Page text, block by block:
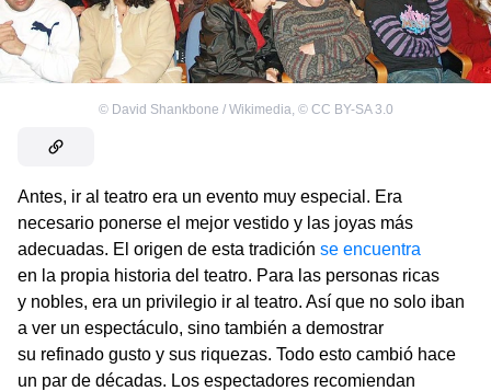
© David Shankbone / Wikimedia © CC BY-SA 3.0
Antes, ir al teatro era un evento muy especial. Era
necesario ponerse el mejor vestido y las joyas más
adecuadas. El origen de esta tradición se encuentra
en la propia historia del teatro. Para las personas ricas
y nobles, era un privilegio ir al teatro. Así que no solo iban
a ver un espectáculo, sino también a demostrar
su refinado gusto y sus riquezas. Todo esto cambió hace
un par de décadas. Los espectadores recomiendan